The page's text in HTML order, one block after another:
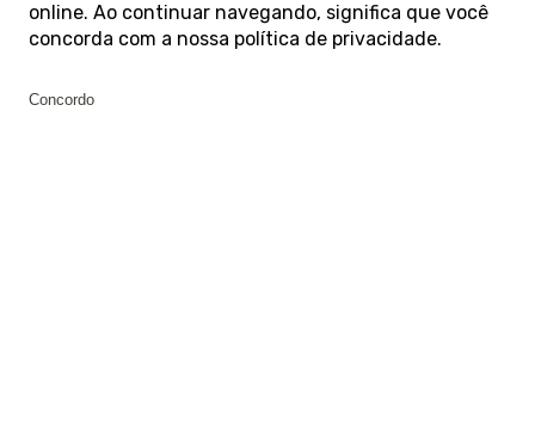
online. Ao continuar navegando, significa que você
concorda com a nossa política de privacidade.
Concordo